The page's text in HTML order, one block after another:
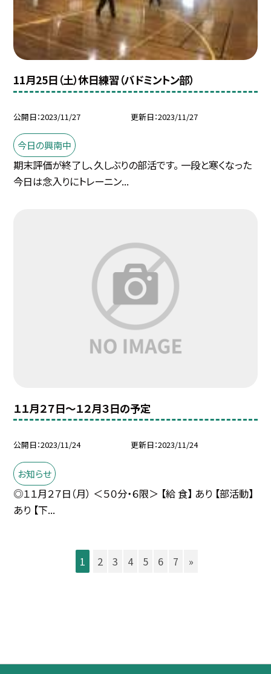
11月25日（土）休日練習（バドミントン部）
公開日 2023/11/27 更新日 2023/11/27
今日の興南中
期末評価が終了し、久しぶりの部活です。 一段と寒くなった
今日は念入りにトレーニン...
１１月２７日〜１２月３日の予定
公開日 2023/11/24 更新日 2023/11/24
お知らせ
◎１１月２７日（月） ＜５０分・６限＞ 【給 食】 あり 【部活動】
あり 【下...
1 2 3 4 5 6 7 »